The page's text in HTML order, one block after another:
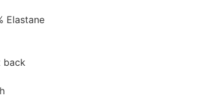
Elastane
back